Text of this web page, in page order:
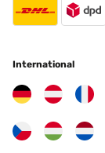
International